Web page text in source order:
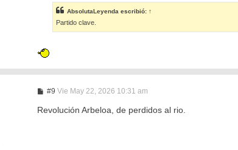
s
a
e
AbsolutaLeyenda escribió: ↑
Partido clave.
#9M
n
s
Vie May 22, 2026 10:31 am
Revolución Arbeloa, de perdidos al rio.